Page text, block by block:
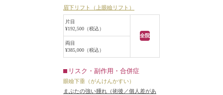
眉下リフト（上眼瞼リフト）
片目
¥192,500（税込）
全院
両目
¥385,000（税込）
リスク・副作用・合併症
眼瞼下垂（がんけんかすい）
まぶたの強い腫れ（術後／個人差があ